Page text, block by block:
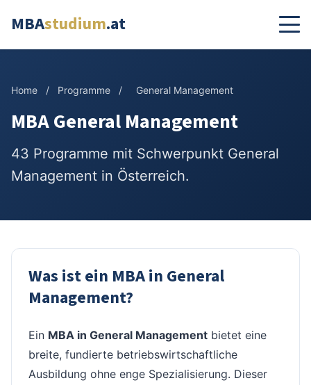
MBAstudium.at
Home / Programme / General Management
MBA General Management
43 Programme mit Schwerpunkt General
Management in Österreich.
Was ist ein MBA in General
Management?
Ein MBA in General Management bietet eine
breite, fundierte betriebswirtschaftliche
Ausbildung ohne enge Spezialisierung. Dieser